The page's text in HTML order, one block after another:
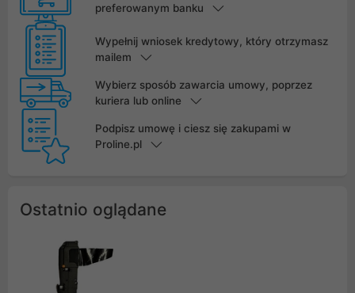
preferowanym banku
Wypełnij wniosek kredytowy, który otrzymasz
mailem
Wybierz sposób zawarcia umowy, poprzez
kuriera lub online
Podpisz umowę i ciesz się zakupami w
Proline.pl
Ostatnio oglądane